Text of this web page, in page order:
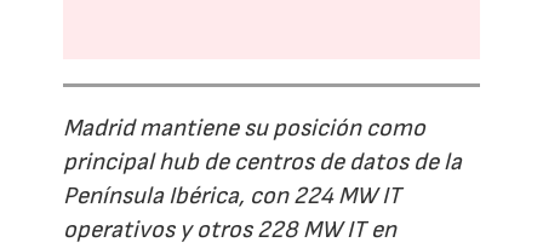
Madrid mantiene su posición como
principal hub de centros de datos de la
Península Ibérica, con 224 MW IT
operativos y otros 228 MW IT en